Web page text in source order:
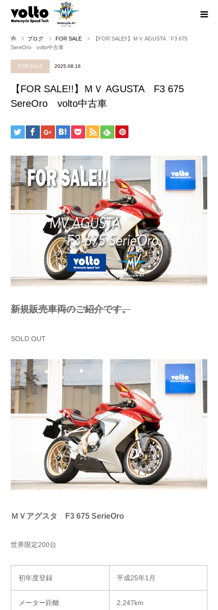
ブログ FOR SALE
【FOR SALE!!】ＭＶ AGUSTA F3 675
SereOro volto中古車
FOR SALE 2025.08.16
【FOR SALE!!】ＭＶ AGUSTA F3 675
SereOro volto中古車
新規販売車両のご紹介です。
SOLD OUT
ＭＶアグスタ F3 675 SerieOro
世界限定200台
初年度登録 平成25年1月
メーター距離 2,247km